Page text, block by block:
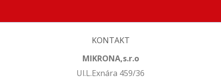
KONTAKT
MIKRONA,s.r.o
Ul.L.Exnára 459/36